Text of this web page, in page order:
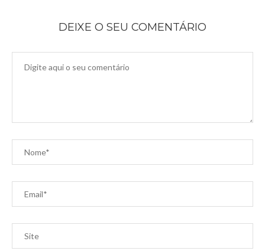
DEIXE O SEU COMENTÁRIO